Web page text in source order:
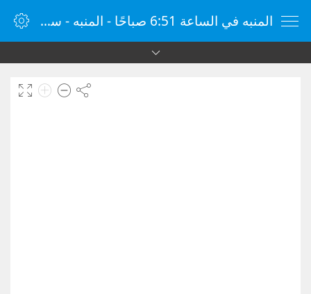
المنبه في الساعة 6:51 صباحًا - المنبه - ساعة منبه الإنترنت